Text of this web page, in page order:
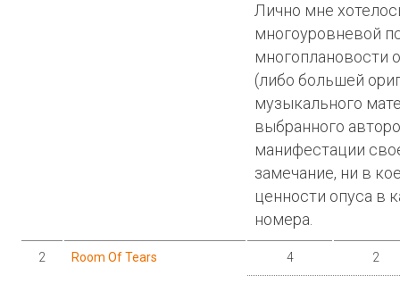
Лично мне
многоуровневой
многоплановости
(либо большей
музыкального
выбранного
манифестации
замечание, ни в
ценности опуса в
номера.
2 Room Of Tears 4 2